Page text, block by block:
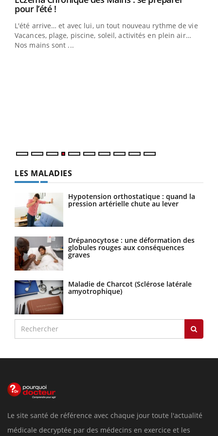
pour l’été !Youtube
L'été arrive… et avec lui, un tout nouveau rythme de vie !
Vacances, plage, piscine, soleil, activités en plein air…
Nos mains sont ...
LES MALADIES
Hypotension orthostatique : quand la
pression artérielle chute au lever
Drépanocytose : une déformation des
globules rouges aux conséquences
graves
Maladie de Charcot (Sclérose latérale
amyotrophique)
Le site santé de référence avec chaque jour toute l'actualité
médicale decryptée par des médecins en exercice et les